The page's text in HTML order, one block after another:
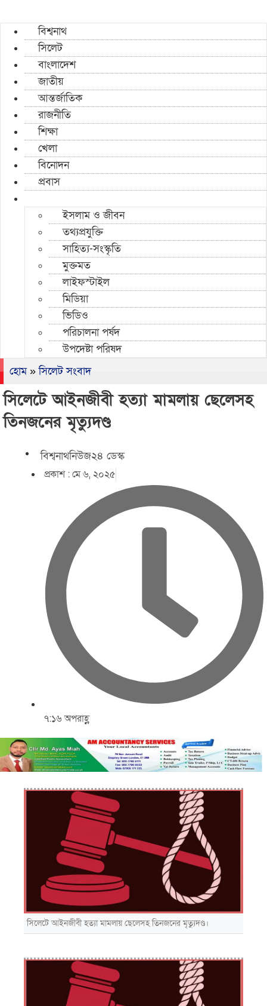
বিশ্বনাথ
সিলেট
বাংলাদেশ
জাতীয়
আন্তর্জাতিক
রাজনীতি
শিক্ষা
খেলা
বিনোদন
প্রবাস
ইসলাম ও জীবন
তথ্যপ্রযুক্তি
সাহিত্য-সংস্কৃতি
মুক্তমত
লাইফস্টাইল
মিডিয়া
ভিডিও
পরিচালনা পর্ষদ
উপদেষ্টা পরিষদ
হোম»সিলেট সংবাদ
সিলেটে আইনজীবী হত্যা মামলায় ছেলেসহ
তিনজনের মৃত্যুদণ্ড
বিশ্বনাথনিউজ২৪ ডেস্ক
প্রকাশ :মে ৬, ২০২৫
৭:১৬ অপরাহ্ণ
সিলেটে আইনজীবী হত্যা মামলায় ছেলেসহ তিনজনের মৃত্যুদণ্ড।